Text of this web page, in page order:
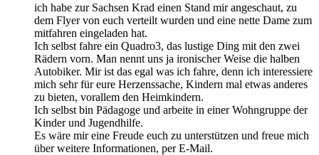
ich habe zur Sachsen Krad einen Stand mir angeschaut, zu
dem Flyer von euch verteilt wurden und eine nette Dame zum
mitfahren eingeladen hat.
Ich selbst fahre ein Quadro3, das lustige Ding mit den zwei
Rädern vorn. Man nennt uns ja ironischer Weise die halben
Autobiker. Mir ist das egal was ich fahre, denn ich interessiere
mich sehr für eure Herzenssache, Kindern mal etwas anderes
zu bieten, vorallem den Heimkindern.
Ich selbst bin Pädagoge und arbeite in einer Wohngruppe der
Kinder und Jugendhilfe.
Es wäre mir eine Freude euch zu unterstützen und freue mich
über weitere Informationen, per E-Mail.